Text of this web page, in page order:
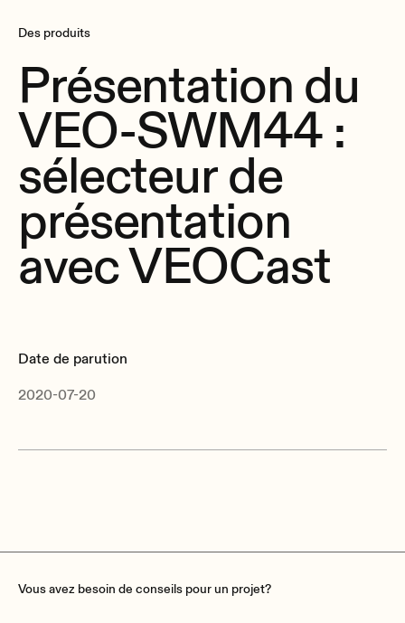
Des produits
Présentation du
VEO-SWM44 :
sélecteur de
présentation
avec VEOCast
Date de parution
2020-07-20
Vous avez besoin de conseils pour un projet?